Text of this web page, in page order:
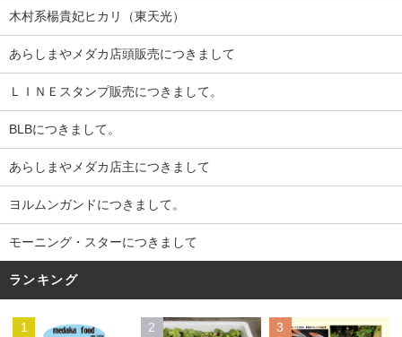
木村系楊貴妃ヒカリ（東天光）
あらしまやメダカ店頭販売につきまして
ＬＩＮＥスタンプ販売につきまして。
BLBにつきまして。
あらしまやメダカ店主につきまして
ヨルムンガンドにつきまして。
モーニング・スターにつきまして
ランキング
1 2 3